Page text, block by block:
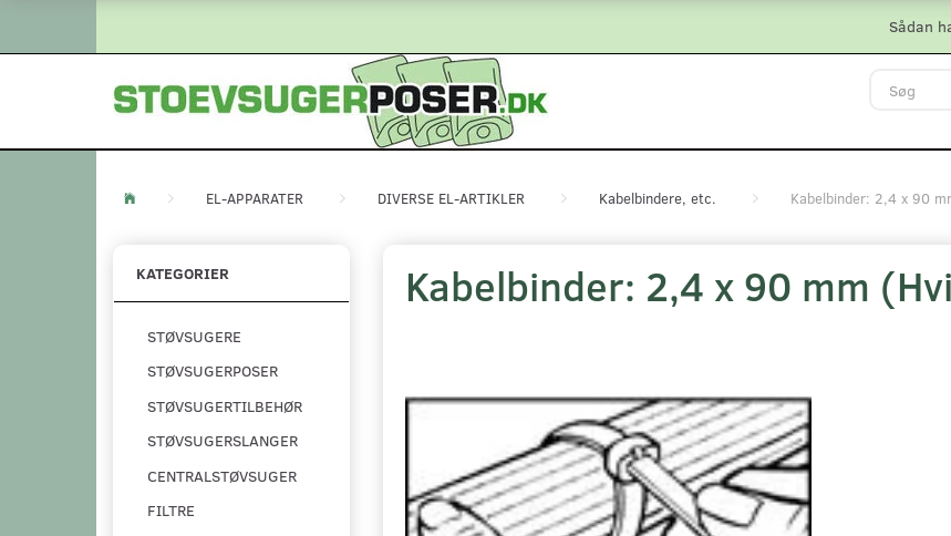
Sådan
EL-APPARATER DIVERSE EL-ARTIKLER Kabelbindere, etc. Kabelbinder: 2,4 x 90
KATEGORIER
STØVSUGERE
STØVSUGERPOSER
STØVSUGERTILBEHØR
STØVSUGERSLANGER
CENTRALSTØVSUGER
FILTRE
Kabelbinder: 2,4 x 90 mm